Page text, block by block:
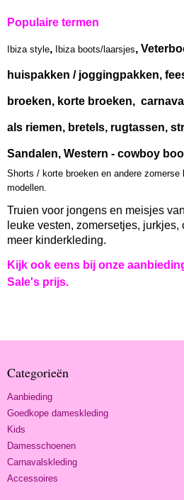
Populaire termen
Ibiza style, Ibiza boots/laarsjes,
huispakken / joggingpakken,
broeken, korte broeken,
als riemen, bretels, rugtassen,
Sandalen, Western - cowboy
Shorts / korte broeken en andere
modellen.
Truien voor jongens en meisjes
leuke vesten, zomersetjes, jurkjes,
meer kinderkleding.
Kijk ook eens bij onze
Sale's prijs.
Categorieën
Aanbieding
Goedkope dameskleding
Kids
Damesschoenen
Carnavalskleding
Accessoires